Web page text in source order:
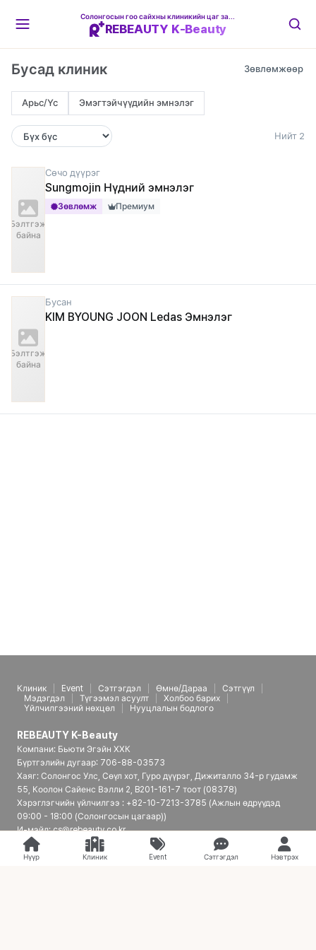
REBEAUTY K-Beauty
Бусад клиник
Арьс/Үс Эмэгтэйчүүдийн эмнэлэг
Нийт 2
Бэлтгэж
байна
Сөчо дүүрэг
Sungmojin Нүдний эмнэлэг
Зөвлөмж Премиум
Бэлтгэж
байна
Бусан
KIM BYOUNG JOON Ledas Эмнэлэг
Клиник Event Сэтгэгдэл Өмнө/Дараа
Сэтгүүл
Мэдэгдэл
Түгээмэл асуулт
Холбоо барих
Үйлчилгээний нөхцөл
Нууцлалын бодлого
REBEAUTY K-Beauty
Компани: Бьюти Эгэйн ХХК
Бүртгэлийн дугаар: 706-88-03573
Хаяг: Солонгос Улс, Сөүл хот, Гуро дүүрэг, Дижиталло 34-р гудамж
55, Коолон Сайенс Вэлли 2, B201-161-7 тоот (08378)
Хэрэглэгчийн үйлчилгээ : +82-10-7213-3785 (Ажлын өдрүүдэд
09:00 - 18:00 (Солонгосын цагаар))
И-мэйл: cs@rebeauty.co.kr
REBEAUTY K-Beauty | Япон үйлчлүүлэгчдэд зориулсан Солонгосын
гоо сайхны эмнэлгийн платформ
Нүүр Клиник Event Сэтгэгдэл Нэвтрэх